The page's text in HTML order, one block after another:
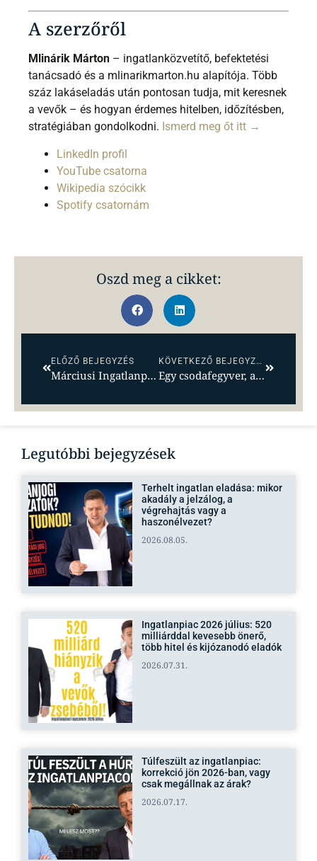
A szerzőről
Mlinárik Márton – ingatlanközvetítő, befektetési
tanácsadó és a mlinarikmarton.hu alapítója. Több
száz lakáseladás után pontosan tudja, mit keresnek
a vevők – és hogyan érdemes hitelben, időzítésben,
stratégiában gondolkodni. Ismerd meg őt itt →
LinkedIn profil
YouTube csatorna
Wikipedia szócikk
Spotify csatornám
Oszd meg a cikket:
ELŐZŐ BEJEGYZÉS
Márciusi Ingatlanpiaci Körkép: Árrobbanás, hitelhelyzet és a bérleti piac alakulása
KÖVETKEZŐ BEJEGYZÉS
Egy csodafegyver, ami nem is létezik – Ingatlanpiaci lapszemle 2025 május
Legutóbbi bejegyzések
Terhelt ingatlan eladása: mikor
akadály a jelzálog, a
végrehajtás vagy a
haszonélvezet?
2026.08.05.
Ingatlanpiac 2026 július: 520
milliárddal kevesebb önerő,
több hitel és kijózanodó eladók
2026.07.31.
Túlfeszült az ingatlanpiac:
korrekció jön 2026-ban, vagy
csak megállnak az árak?
2026.07.17.